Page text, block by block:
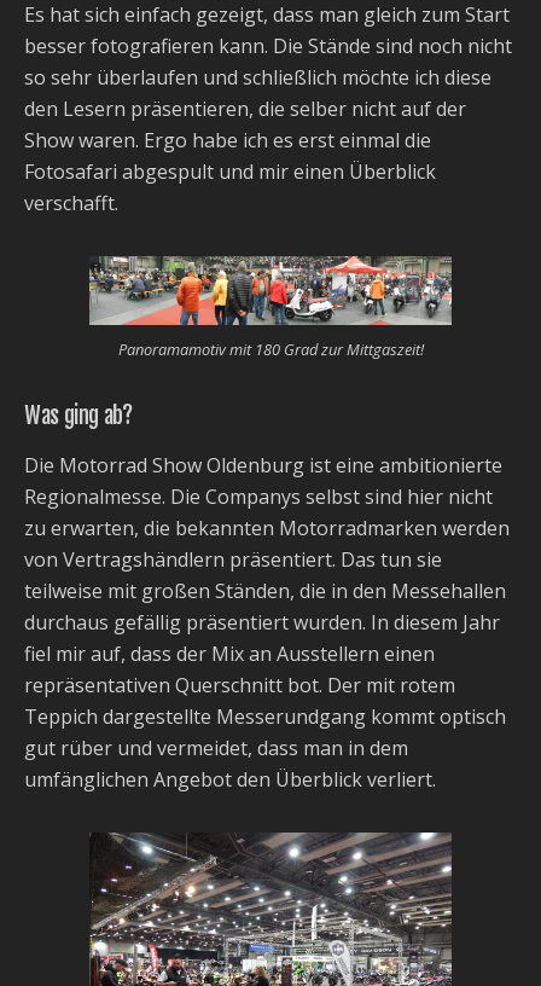
Es hat sich einfach gezeigt, dass man gleich zum Start
besser fotografieren kann. Die Stände sind noch nicht
so sehr überlaufen und schließlich möchte ich diese
den Lesern präsentieren, die selber nicht auf der
Show waren. Ergo habe ich es erst einmal die
Fotosafari abgespult und mir einen Überblick
verschafft.
Panoramamotiv mit 180 Grad zur Mittgaszeit!
Was ging ab?
Die Motorrad Show Oldenburg ist eine ambitionierte
Regionalmesse. Die Companys selbst sind hier nicht
zu erwarten, die bekannten Motorradmarken werden
von Vertragshändlern präsentiert. Das tun sie
teilweise mit großen Ständen, die in den Messehallen
durchaus gefällig präsentiert wurden. In diesem Jahr
fiel mir auf, dass der Mix an Ausstellern einen
repräsentativen Querschnitt bot. Der mit rotem
Teppich dargestellte Messerundgang kommt optisch
gut rüber und vermeidet, dass man in dem
umfänglichen Angebot den Überblick verliert.